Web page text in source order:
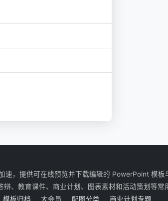
速，提供可在线预览并下载编辑的 PowerPoint 模板
辩、教育课件、商业计划、图表素材和活动策划等常
模板归档 大会员 配图分类 商业计划专题